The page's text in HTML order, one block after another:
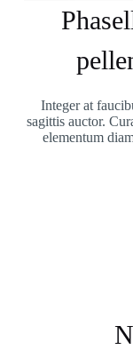
Integer at
sagittis auctor.
elementum